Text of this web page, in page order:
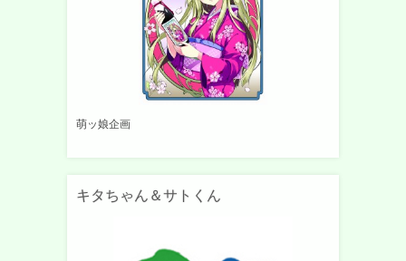
萌ッ娘企画
キタちゃん＆サトくん